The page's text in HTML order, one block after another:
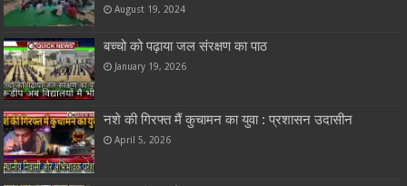
August 19, 2024
बच्चो को पढ़ाया जल संरक्षण का पाठ
January 19, 2026
नशे की गिरफ्त मैं कुचामन का युवा : प्रशासन उदासीन
April 5, 2026